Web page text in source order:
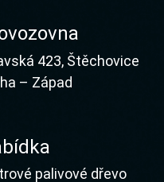
423, Štěchovice
– Západ
palivové dřevo